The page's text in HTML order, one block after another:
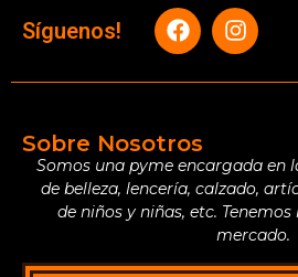
Síguenos!
Sobre Nosotros
Somos una pyme encargada en
de belleza, lencería, calzado,
de niños y niñas, etc.
mercado.